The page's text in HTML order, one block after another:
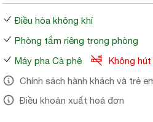
Điều hòa không khí
Phòng tắm riêng trong phòng
Máy pha Cà phê
Không
Chính sách hành khách và trẻ
Điều khoản xuất hoá đơn